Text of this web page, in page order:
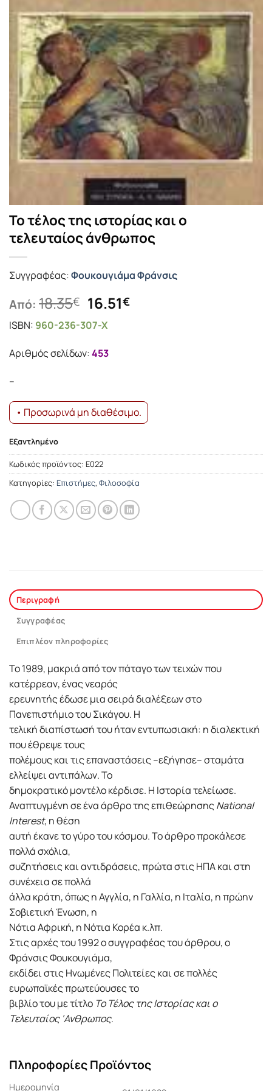
Το τέλος της ιστορίας και ο
τελευταίος άνθρωπος
Συγγραφέας:Φουκουγιάμα Φράνσις
Από: 18.35€ Original
price
was:
18.35€.
16.51€Η
ISBN: 960-236-307-X
Αριθμός σελίδων:453
–
• Προσωρινά μη διαθέσιμο.
Εξαντλημένο
Κωδικός προϊόντος: Ε022
Κατηγορίες: Επιστήμες, Φιλοσοφία
Περιγραφή
Συγγραφέας
Επιπλέον πληροφορίες
Το 1989, μακριά από τον πάταγο των τειχών που
κατέρρεαν, ένας νεαρός
ερευνητής έδωσε μια σειρά διαλέξεων στο
Πανεπιστήμιο του Σικάγου. Η
τελική διαπίστωσή του ήταν εντυπωσιακή: η διαλεκτική
που έθρεψε τους
πολέμους και τις επαναστάσεις –εξήγησε– σταμάτα
ελλείψει αντιπάλων. Το
δημοκρατικό μοντέλο κέρδισε. Η Ιστορία τελείωσε.
Αναπτυγμένη σε ένα άρθρο της επιθεώρησηςNational
Interest, η θέση
αυτή έκανε το γύρο του κόσμου. Το άρθρο προκάλεσε
πολλά σχόλια,
συζητήσεις και αντιδράσεις, πρώτα στις ΗΠΑ και στη
συνέχεια σε πολλά
άλλα κράτη, όπως η Αγγλία, η Γαλλία, η Ιταλία, η πρώην
Σοβιετική Ένωση, η
Νότια Αφρική, η Νότια Κορέα κ.λπ.
Στις αρχές του 1992 ο συγγραφέας του άρθρου, ο
Φράνσις Φουκουγιάμα,
εκδίδει στις Ηνωμένες Πολιτείες και σε πολλές
ευρωπαϊκές πρωτεύουσες το
βιβλίο του με τίτλο Το Τέλος της Ιστορίας και ο
Τελευταίος ‘Ανθρωπος.
Πληροφορίες Προϊόντος
Ημερομηνία